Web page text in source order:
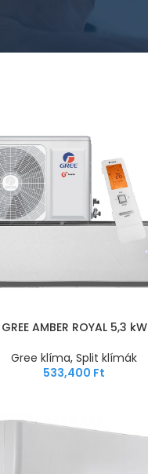
GREE AMBER ROYAL 5,3 kW
Gree klíma, Split klímák
533,400 Ft